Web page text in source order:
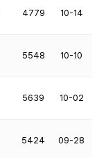
4779 10-14
5548 10-10
5639 10-02
5424 09-28